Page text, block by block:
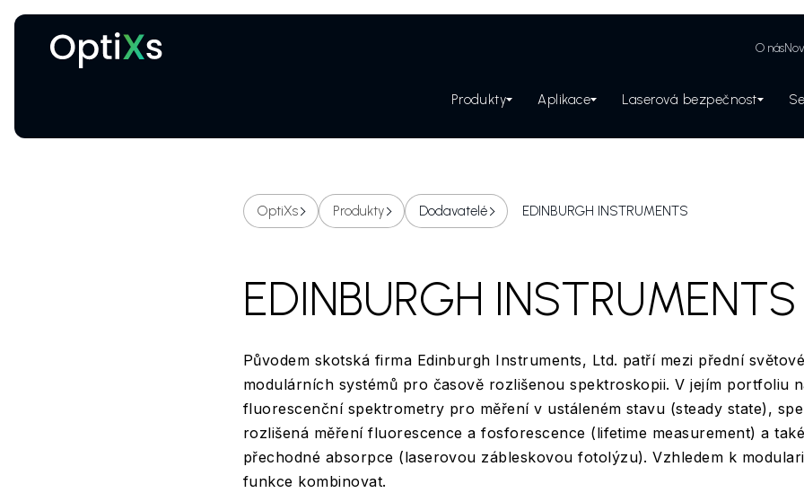
O nás
Produkty Aplikace Laserová bezpečnost
OptiXs Produkty Dodavatelé EDINBURGH INSTRUMENTS
EDINBURGH INSTRUMENTS
Původem skotská firma Edinburgh Instruments, Ltd. patří mezi přední
modulárních systémů pro časově rozlišenou spektroskopii. V jejím portfoliu
fluorescenční spektrometry pro měření v ustáleném stavu (steady state),
rozlišená měření fluorescence a fosforescence (lifetime measurement) a
přechodné absorpce (laserovou zábleskovou fotolýzu). Vzhledem k
funkce kombinovat.